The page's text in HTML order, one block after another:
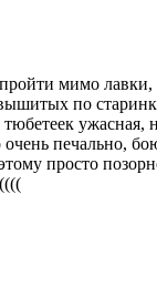
мимо
по
печально,
этому